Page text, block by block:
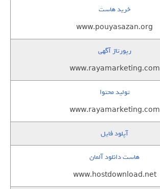
خرید هاست
www.pouyasazan.org
رپورتاژ آگهی
www.rayamarketing.com
تولید محتوا
www.rayamarketing.com
آپلود فایل
هاست دانلود آلمان
www.hostdownload.net